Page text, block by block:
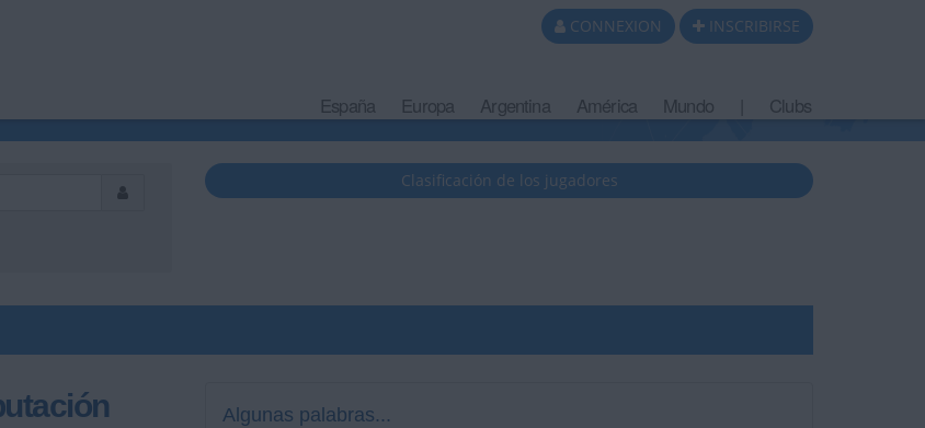
CONNEXION INSCRIBIRSE
España Europa Argentina América Mundo Clubs
Clasificación de los jugadores
Algunas palabras...